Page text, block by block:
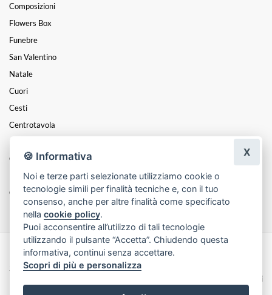
Composizioni
Flowers Box
Funebre
San Valentino
Natale
Cuori
Cesti
Centrotavola
Balloon Art
GIARDINAGGIO
Laurea
Coroncine
Made with byInfoser.it- Realizzazione Siti ecommerce per Fioristi
2026
Termini e Condizioni
🍪 Informativa
Noi e terze parti selezionate utilizziamo cookie o
tecnologie simili per finalità tecniche e, con il tuo
consenso, anche per altre finalità come specificato
nellacookie policy.
Puoi acconsentire all’utilizzo di tali tecnologie
utilizzando il pulsante “Accetta”. Chiudendo questa
informativa, continui senza accettare.
Scopri di più e personalizza
X